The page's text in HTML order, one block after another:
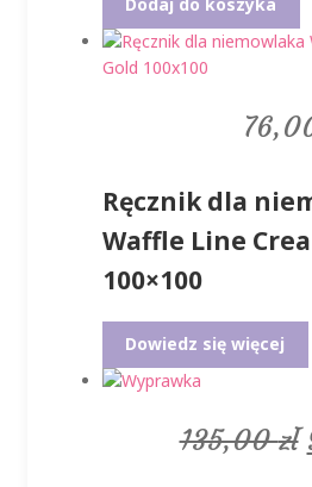
Ręcznik dla
Waffle Line
100×100
Dowiedz się więcej
135,00zł